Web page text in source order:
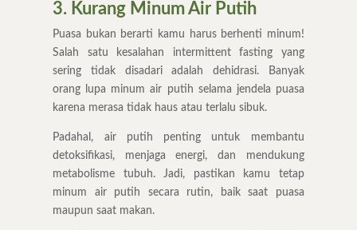
3. Kurang Minum Air Putih
Puasa bukan berarti kamu harus berhenti minum!
Salah satu kesalahan intermittent fasting yang
sering tidak disadari adalah dehidrasi. Banyak
orang lupa minum air putih selama jendela puasa
karena merasa tidak haus atau terlalu sibuk.
Padahal, air putih penting untuk membantu
detoksifikasi, menjaga energi, dan mendukung
metabolisme tubuh. Jadi, pastikan kamu tetap
minum air putih secara rutin, baik saat puasa
maupun saat makan.